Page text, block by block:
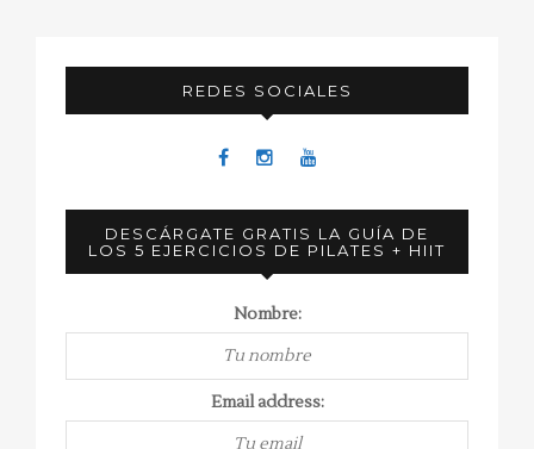
REDES SOCIALES
DESCÁRGATE GRATIS LA GUÍA DE
LOS 5 EJERCICIOS DE PILATES + HIIT
Nombre:
Email address: